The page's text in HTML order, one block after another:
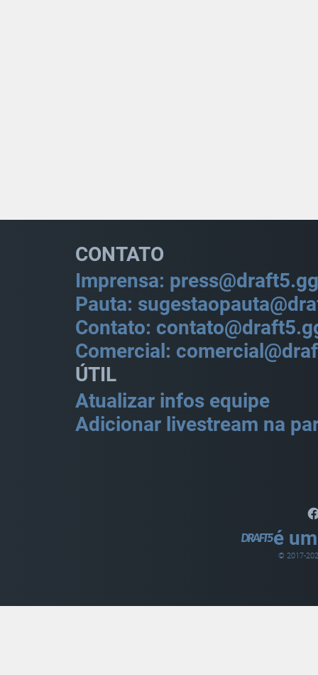
CONTATO
Imprensa: press@draft5.gg
Pauta:
Contato:
Comercial:
ÚTIL
Atualizar infos equipe
Adicionar livestream na
é
© 2017-